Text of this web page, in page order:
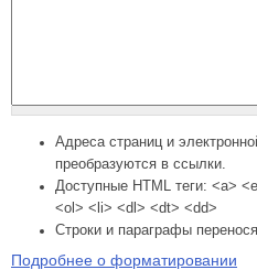
Адреса страниц и
преобразуются в ссылки.
Доступные HTML теги: <a>
<ol> <li> <dl> <dt> <dd>
Строки и параграфы
Подробнее о форматировании